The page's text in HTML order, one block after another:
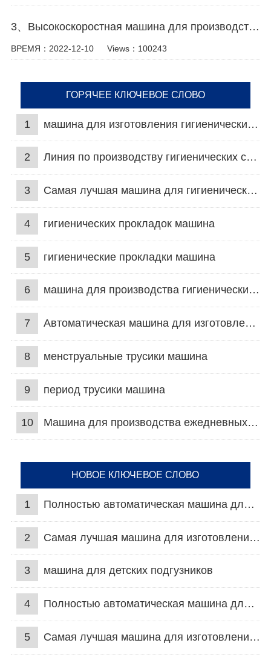
3、Высокоскоростная машина для производства санитарных прокладок Производитель Видео
ВРЕМЯ：2022-12-10 Views：100243
ГОРЯЧЕЕ КЛЮЧЕВОЕ СЛОВО
1 машина для изготовления гигиенических салфеток
2 Линия по производству гигиенических салфеток
3 Самая лучшая машина для гигиенических салфеток
4 гигиенических прокладок машина
5 гигиенические прокладки машина
6 машина для производства гигиенических прокладок
7 Автоматическая машина для изготовления гигиенических прокладок
8 менструальные трусики машина
9 период трусики машина
10 Машина для производства ежедневных прокладок
НОВОЕ КЛЮЧЕВОЕ СЛОВО
1 Полностью автоматическая машина для подгузников для взрослых
2 Самая лучшая машина для изготовления подгузников
3 машина для детских подгузников
4 Полностью автоматическая машина для подгузников для взрослых
5 Самая лучшая машина для изготовления подгузников